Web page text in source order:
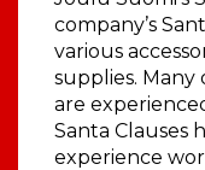
company’s
various
supplies. Many
are
Santa Clauses
experience